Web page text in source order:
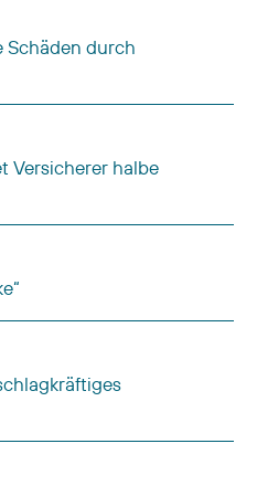
Schäden durch
Versicherer halbe